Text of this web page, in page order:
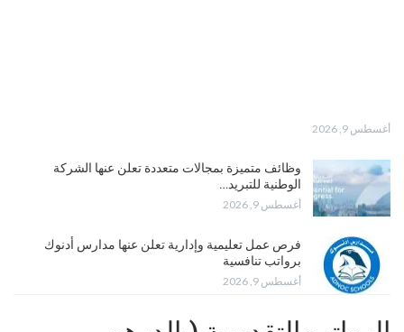
أغسطس 9, 2026
وظائف متميزة بمجالات متعددة تعلن عنها الشركة
الوطنية للتبريد…
أغسطس 9, 2026
فرص عمل تعليمية وإدارية تعلن عنها مدارس أدنوك
برواتب تنافسية
أغسطس 9, 2026